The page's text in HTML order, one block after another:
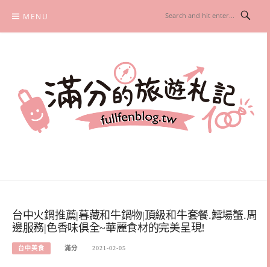
content
MENU
台中火鍋推薦|暮藏和牛鍋物|頂級和牛套餐.鱈場蟹.周
邊服務|色香味俱全~華麗食材的完美呈現!
台中美食 滿分 2021-02-05